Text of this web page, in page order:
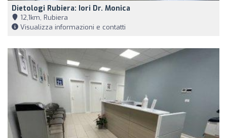
Dietologi Rubiera: Iori Dr. Monica
12,1km, Rubiera
Visualizza informazioni e contatti